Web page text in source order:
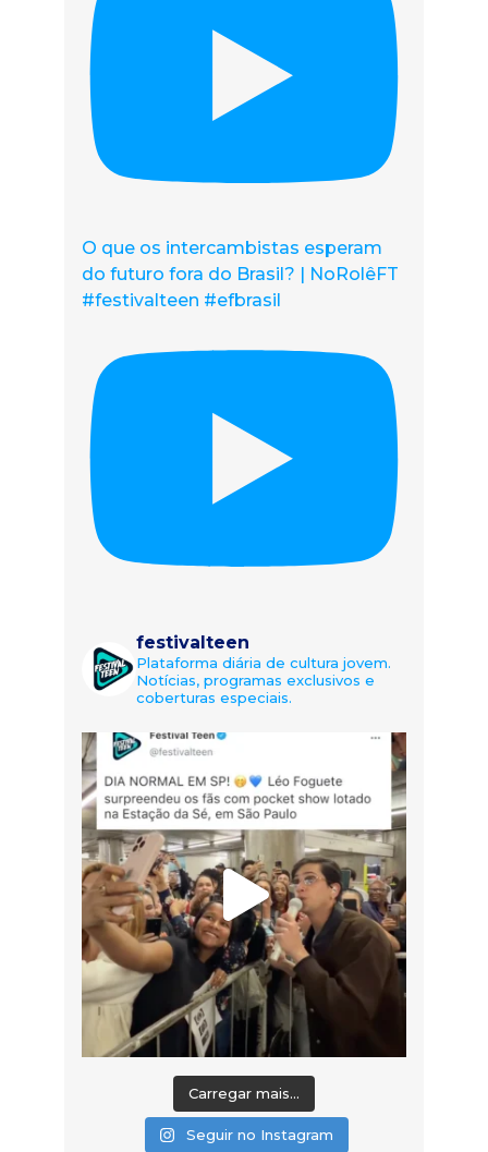
O que os intercambistas esperam
do futuro fora do Brasil? | NoRolêFT
#festivalteen #efbrasil
festivalteen
Plataforma diária de cultura jovem.
Notícias, programas exclusivos e
coberturas especiais.
Carregar mais...
Seguir no Instagram